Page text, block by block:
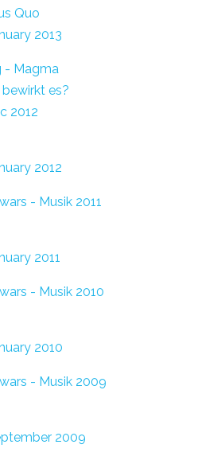
Quo
2013
- Magma
es?
2012
2012
- Musik 2011
2011
- Musik 2010
2010
- Musik 2009
2009